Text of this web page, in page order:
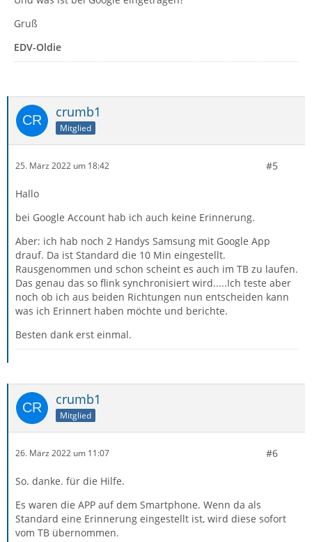
Gruß
EDV-Oldie
crumb1
Mitglied
25. März 2022 um 18:42 #5
Hallo
bei Google Account hab ich auch keine Erinnerung.
Aber: ich hab noch 2 Handys Samsung mit Google App
drauf. Da ist Standard die 10 Min eingestellt.
Rausgenommen und schon scheint es auch im TB zu laufen.
Das genau das so flink synchronisiert wird.....Ich teste aber
noch ob ich aus beiden Richtungen nun entscheiden kann
was ich Erinnert haben möchte und berichte.
Besten dank erst einmal.
crumb1
Mitglied
26. März 2022 um 11:07 #6
So. danke. für die Hilfe.
Es waren die APP auf dem Smartphone. Wenn da als
Standard eine Erinnerung eingestellt ist, wird diese sofort
vom TB übernommen.